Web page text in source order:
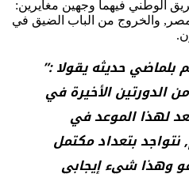
الوطني فيهما وجهين مغايرين:
باللقب في نسخة 2019 بمصر, والخروج من الباب الضيق في
حديثه يقولا :”
الدورتين الأخيرة في
لهذا الموعد في
بتعداد مكتمل
وهذا شيء إيجابي